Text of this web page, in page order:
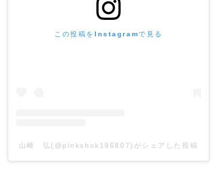
この投稿をInstagramで見る
山崎 弘(@pinkshok196807)がシェアした投稿